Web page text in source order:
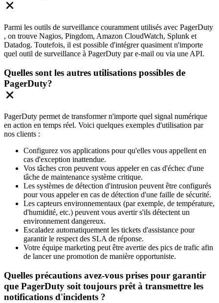
Parmi les outils de surveillance couramment utilisés avec PagerDuty
, on trouve Nagios, Pingdom, Amazon CloudWatch, Splunk et
Datadog. Toutefois, il est possible d'intégrer quasiment n'importe
quel outil de surveillance à PagerDuty par e-mail ou via une API.
Quelles sont les autres utilisations possibles de
PagerDuty?
PagerDuty permet de transformer n'importe quel signal numérique
en action en temps réel. Voici quelques exemples d'utilisation par
nos clients :
Configurez vos applications pour qu'elles vous appellent en
cas d'exception inattendue.
Vos tâches cron peuvent vous appeler en cas d'échec d'une
tâche de maintenance système critique.
Les systèmes de détection d'intrusion peuvent être configurés
pour vous appeler en cas de détection d'une faille de sécurité.
Les capteurs environnementaux (par exemple, de température,
d'humidité, etc.) peuvent vous avertir s'ils détectent un
environnement dangereux.
Escaladez automatiquement les tickets d'assistance pour
garantir le respect des SLA de réponse.
Votre équipe marketing peut être avertie des pics de trafic afin
de lancer une promotion de manière opportuniste.
Quelles précautions avez-vous prises pour garantir
que PagerDuty soit toujours prêt à transmettre les
notifications d'incidents ?